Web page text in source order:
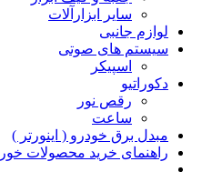
سایر ابزارآلات
لوازم جانبی
سیستم های صوتی
اسپیکر
دکوراتیو
رقص نور
ساعت
مبدل برق خودرو ( اینورتر )
راهنمای خرید محصولات